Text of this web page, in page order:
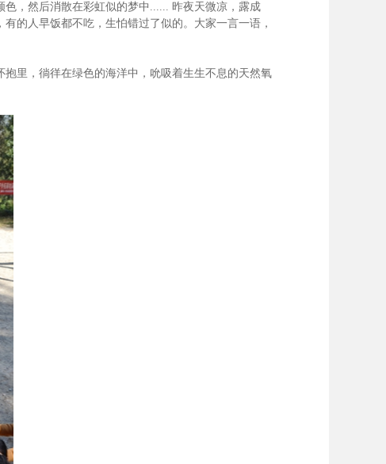
，然后消散在彩虹似的梦中...... 昨夜天微凉，露成
的人早饭都不吃，生怕错过了似的。大家一言一语，
里，徜徉在绿色的海洋中，吮吸着生生不息的天然氧